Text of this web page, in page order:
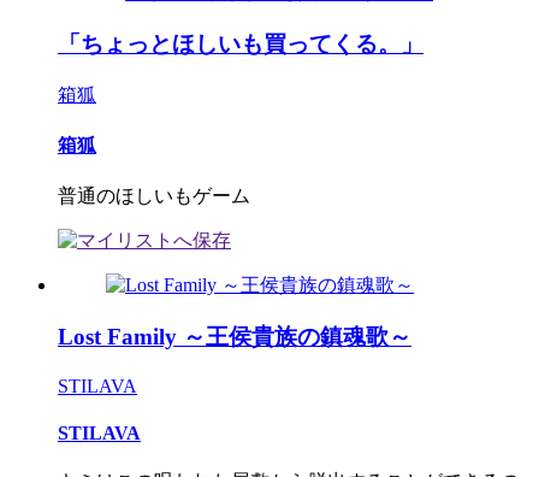
「ちょっとほしいも買ってくる。」
箱狐
箱狐
普通のほしいもゲーム
Lost Family ～王侯貴族の鎮魂歌～
STILAVA
STILAVA